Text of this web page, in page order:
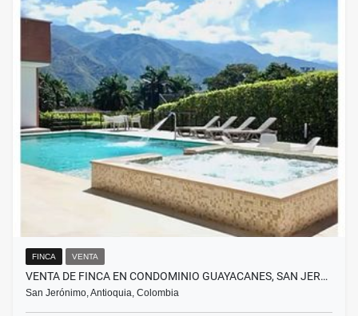
FINCA VENTA
VENTA DE FINCA EN CONDOMINIO GUAYACANES, SAN JER…
San Jerónimo, Antioquia, Colombia